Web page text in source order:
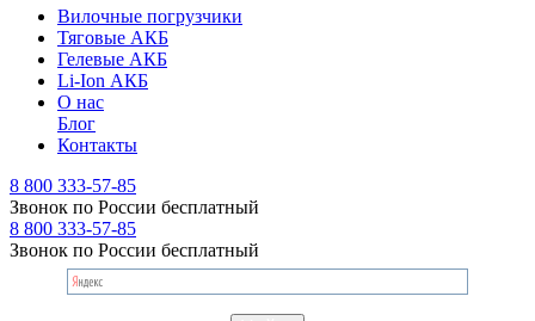
Вилочные погрузчики
Тяговые АКБ
Гелевые АКБ
Li-Ion АКБ
О нас
Блог
Контакты
8 800 333-57-85
Звонок по России бесплатный
8 800 333-57-85
Звонок по России бесплатный